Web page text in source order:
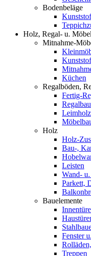
Bodenbeläge
Holz, Regal- u.
Mitnahme-
Küchen
Regalböden,
Fertig-
Leimholz
Holz
Holz-
Bau-,
Leisten
Wand-
Parkett,
Bauelemente
Fenster
Treppen